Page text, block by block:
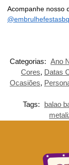
Acompanhe nosso
@embrulhefestasbq
Categorias: Ano
Cores, Datas
Ocasiões,
Tags:
balao